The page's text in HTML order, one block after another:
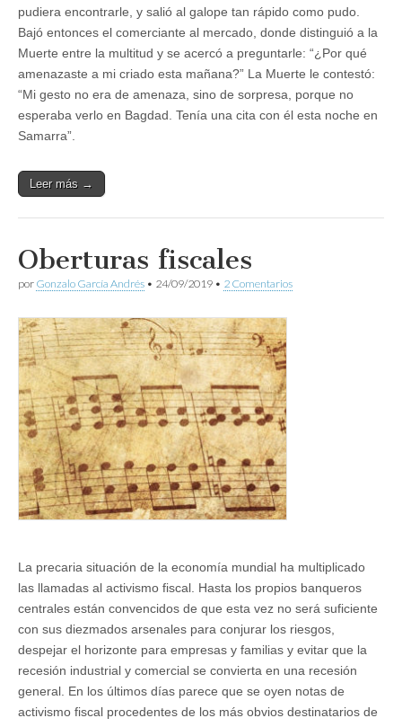
pudiera encontrarle, y salió al galope tan rápido como pudo.
Bajó entonces el comerciante al mercado, donde distinguió a la
Muerte entre la multitud y se acercó a preguntarle: “¿Por qué
amenazaste a mi criado esta mañana?” La Muerte le contestó:
“Mi gesto no era de amenaza, sino de sorpresa, porque no
esperaba verlo en Bagdad. Tenía una cita con él esta noche en
Samarra”.
Leer más →
Oberturas fiscales
por Gonzalo García Andrés • 24/09/2019 • 2 Comentarios
La precaria situación de la economía mundial ha multiplicado
las llamadas al activismo fiscal. Hasta los propios banqueros
centrales están convencidos de que esta vez no será suficiente
con sus diezmados arsenales para conjurar los riesgos,
despejar el horizonte para empresas y familias y evitar que la
recesión industrial y comercial se convierta en una recesión
general. En los últimos días parece que se oyen notas de
activismo fiscal procedentes de los más obvios destinatarios de